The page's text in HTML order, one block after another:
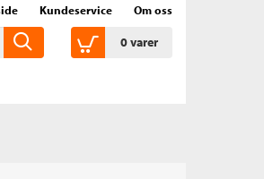
Kundeservice Om oss
0varer